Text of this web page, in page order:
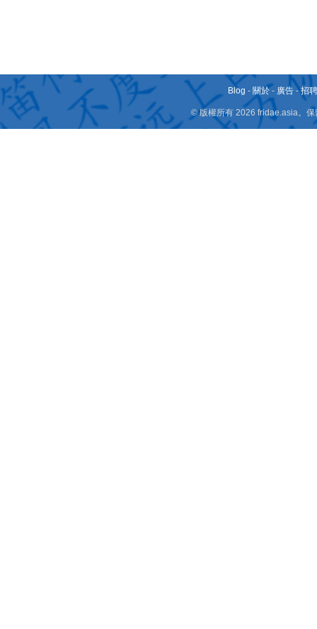
Blog - 關於 - 廣告 -招
© 版權所有 2026 fridae.asia。